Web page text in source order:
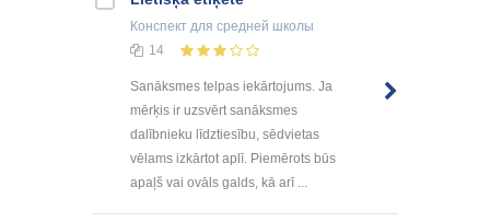
Конспект для средней школы
14
Sanāksmes telpas iekārtojums. Ja
mērķis ir uzsvērt sanāksmes
dalībnieku līdztiesību, sēdvietas
vēlams izkārtot aplī. Piemērots būs
apaļš vai ovāls galds, kā arī ...